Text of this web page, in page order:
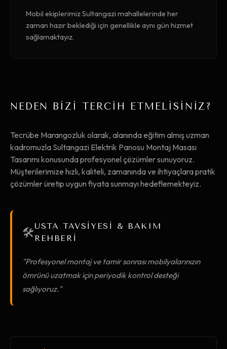
Mobil ekiplerimiz Sultangazi mahallelerinde her
zaman hazır beklediği için genellikle aynı gün hizmet
sağlamaktayız.
NEDEN BİZİ TERCİH ETMELİSİNİZ?
Tecrübe Marangozluk olarak, alanında eğitim almış uzman
kadromuzla Sultangazi Elektrik Panosu Montaj Masası
Tasarımı konusunda profesyonel çözümler sunuyoruz.
Müşterilerimize hızlı, kaliteli, zamanında ve ihtiyaçlara pratik
çözümler üretip uygun fiyata sunmayı hedeflemekteyiz.
🛠️USTA TAVSİYESİ & BAKIM
REHBERİ
"Profesyonel montaj ve tamir sonrası mobilyalarınızın
ömrünü uzatmak için periyodik kontrol desteği
sağlıyoruz."